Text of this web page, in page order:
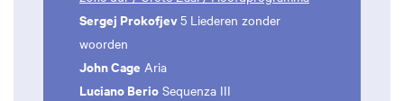
Sergej Prokofjev5 Liederen zonder
woorden
John Cage Aria
Luciano Berio Sequenza III